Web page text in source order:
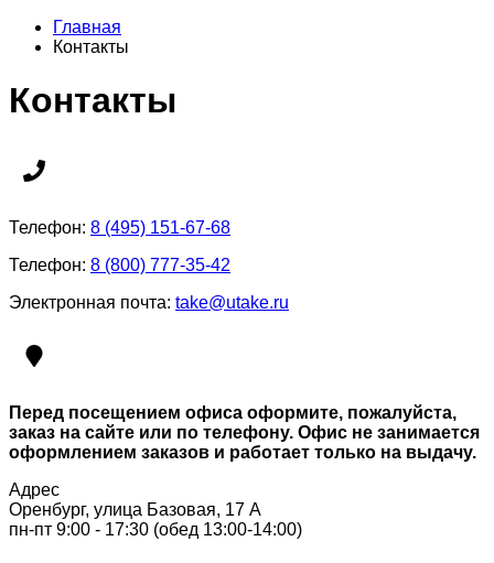
Главная
Контакты
Контакты
Телефон: 8 (495) 151-67-68
Телефон: 8 (800) 777-35-42
Электронная почта: take@utake.ru
Перед посещением офиса оформите, пожалуйста,
заказ на сайте или по телефону. Офис не занимается
оформлением заказов и работает только на выдачу.
Адрес
Оренбург, улица Базовая, 17 А
пн-пт 9:00 - 17:30 (обед 13:00-14:00)